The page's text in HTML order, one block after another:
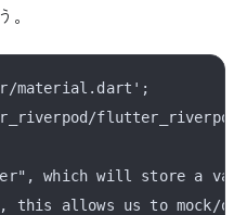
material.dart';
which will store a
this allows us to mock/